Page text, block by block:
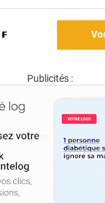
Publicités :